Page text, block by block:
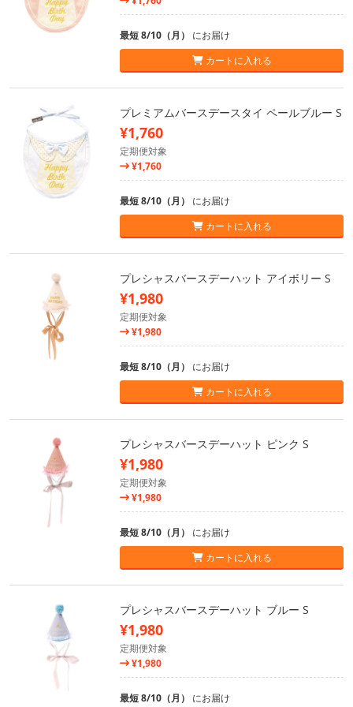
最短 8/10（月） にお届け
カートに入れる
プレミアムバースデースタイ ペールブルー S
¥1,760
定期便対象
¥1,760
最短 8/10（月） にお届け
カートに入れる
プレシャスバースデーハット アイボリー S
¥1,980
定期便対象
¥1,980
最短 8/10（月） にお届け
カートに入れる
プレシャスバースデーハット ピンク S
¥1,980
定期便対象
¥1,980
最短 8/10（月） にお届け
カートに入れる
プレシャスバースデーハット ブルー S
¥1,980
定期便対象
¥1,980
最短 8/10（月） にお届け